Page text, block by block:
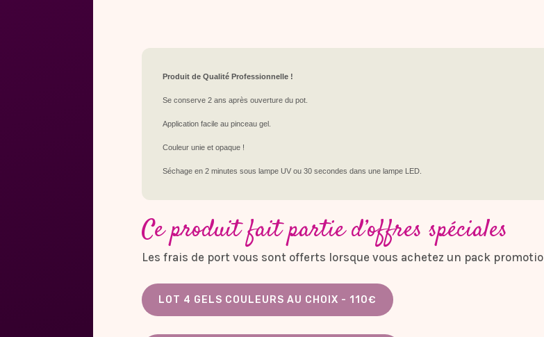
Produit de Qualité Professionnelle !
Se conserve 2 ans après ouverture du pot.
Application facile au pinceau gel.
Couleur unie et opaque !
Séchage en 2 minutes sous lampe UV ou 30 secondes dans une lampe LED.
Ce produit fait partie d’offres spéciales
Les frais de port vous sont offerts lorsque vous achetez un pack
LOT 4 GELS COULEURS AU CHOIX - 110€